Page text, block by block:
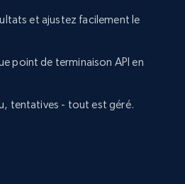
et ajustez facilement le
point de terminaison API en
tentatives - tout est géré.